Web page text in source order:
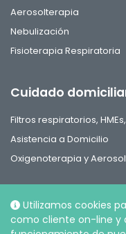
Utilizamos cookies
como cliente on-line y
Aerosolterapia
Nebulización
Fisioterapia Respiratoria
Cuidado
Filtros respiratorios,
Asistencia a Domicilio
Oxigenoterapia y